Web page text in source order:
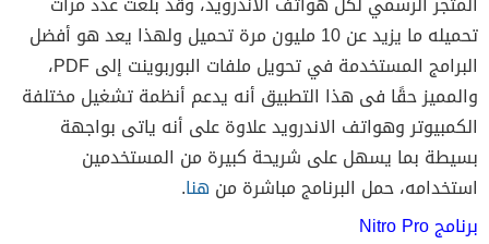
تحميله ما يزيد عن 10 مليون مرة تحميل ولهذا يعد هو أفضل
البرامج المستخدمة في تحويل ملفات البوربوينت إلى PDF،
والمميز حقًا فى هذا التطبيق أنه يدعم أنظمة تشغيل مختلفة
الكمبيوتر وهواتف الاندرويد علاوة على أنه ياتى بواجهة
بسيطة بما يسهل على شريحة كبيرة من المستخدمين
استخدامه، حمل البرنامج مباشرة من هنا.
برنامج Nitro Pro